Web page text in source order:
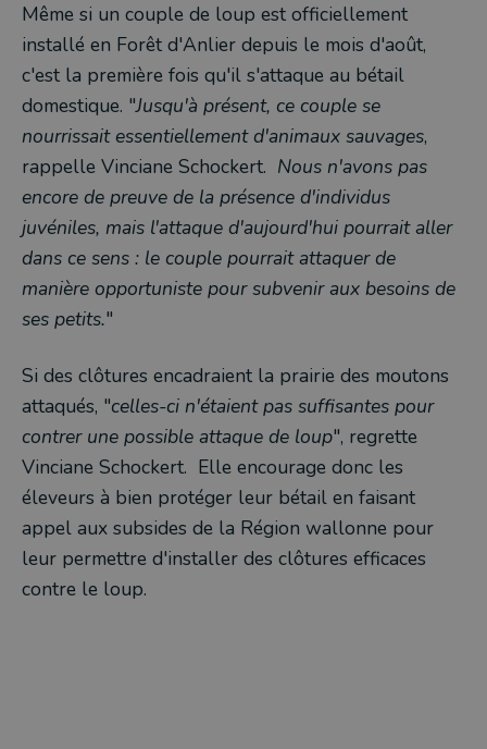
Même si un couple de loup est officiellement
installé en Forêt d'Anlier depuis le mois d'août,
c'est la première fois qu'il s'attaque au bétail
domestique. "Jusqu'à présent, ce couple se
nourrissait essentiellement d'animaux sauvages,
rappelle Vinciane Schockert. Nous n'avons pas
encore de preuve de la présence d'individus
juvéniles, mais l'attaque d'aujourd'hui pourrait aller
dans ce sens : le couple pourrait attaquer de
manière opportuniste pour subvenir aux besoins de
ses petits."
Si des clôtures encadraient la prairie des moutons
attaqués, "celles-ci n'étaient pas suffisantes pour
contrer une possible attaque de loup", regrette
Vinciane Schockert. Elle encourage donc les
éleveurs à bien protéger leur bétail en faisant
appel aux subsides de la Région wallonne pour
leur permettre d'installer des clôtures efficaces
contre le loup.